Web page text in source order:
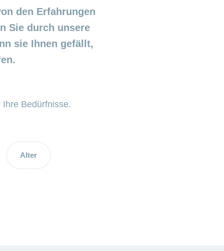
den Erfahrungen
Sie durch unsere
sie Ihnen gefällt,
Bedürfnisse.
Alter